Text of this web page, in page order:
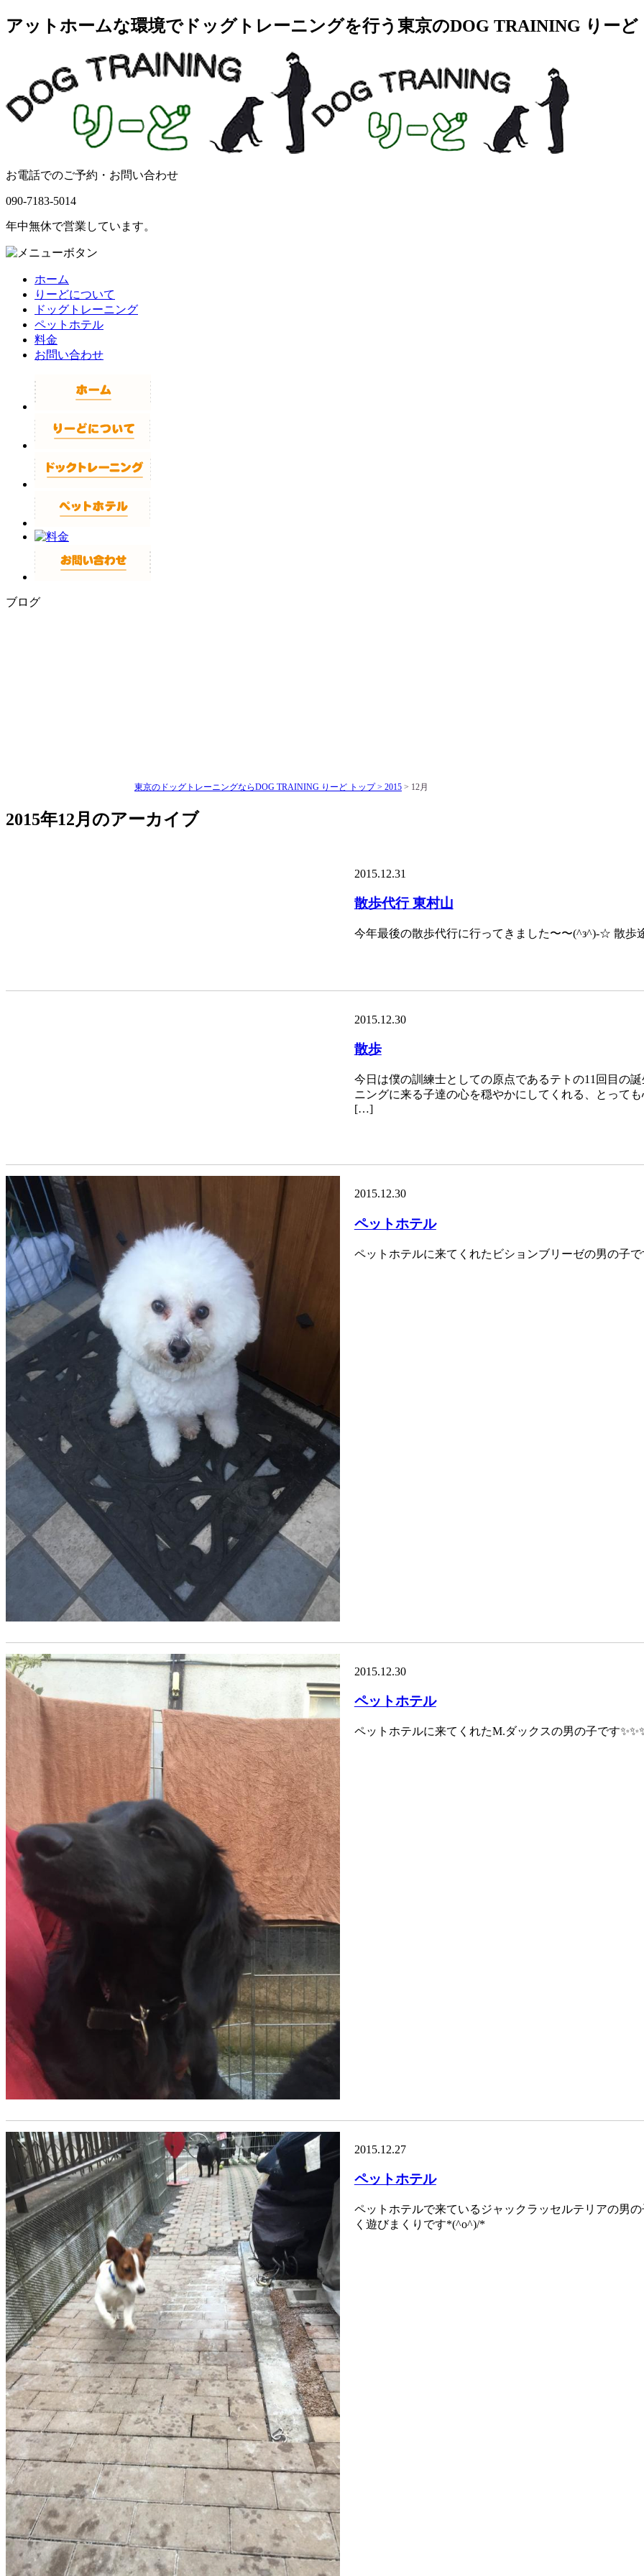
アットホームな環境でドッグトレーニングを行う東京のDOG TRAINING りーど
お電話でのご予約・お問い合わせ
090-7183-5014
年中無休で営業しています。
ホーム
りーどについて
ドッグトレーニング
ペットホテル
料金
お問い合わせ
ブログ
東京のドッグトレーニングならDOG TRAINING りーど トップ > 2015 > 12月
2015年12月のアーカイブ
2015.12.31
散歩代行 東村山
今年最後の散歩代行に行ってきました〜〜(^з^)-☆ 散
2015.12.30
散歩
今日は僕の訓練士としての原点であるテトの11回目の
ニングに来る子達の心を穏やかにしてくれる、とって
[…]
2015.12.30
ペットホテル
ペットホテルに来てくれたビションブリーゼの男の子
2015.12.30
ペットホテル
ペットホテルに来てくれたM.ダックスの男の子です
2015.12.27
ペットホテル
ペットホテルで来ているジャックラッセルテリアの男
く遊びまくりです*(^o^)/*